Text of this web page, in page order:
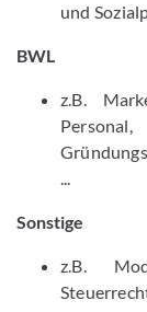
und
BWL
z.B.
Personal,
...
Sonstige
z.B.